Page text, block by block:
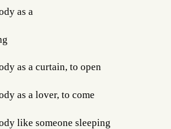
as a
as a curtain, to open
as a lover, to come
like someone sleeping